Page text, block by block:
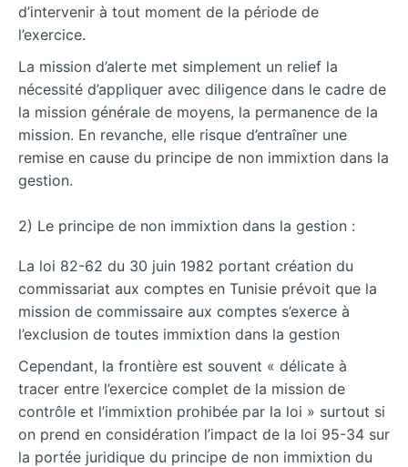
d’intervenir à tout moment de la période de
l’exercice.
La mission d’alerte met simplement un relief la
nécessité d’appliquer avec diligence dans le cadre de
la mission générale de moyens, la permanence de la
mission. En revanche, elle risque d’entraîner une
remise en cause du principe de non immixtion dans la
gestion.
2) Le principe de non immixtion dans la gestion :
La loi 82-62 du 30 juin 1982 portant création du
commissariat aux comptes en Tunisie prévoit que la
mission de commissaire aux comptes s’exerce à
l’exclusion de toutes immixtion dans la gestion
Cependant, la frontière est souvent « délicate à
tracer entre l’exercice complet de la mission de
contrôle et l’immixtion prohibée par la loi » surtout si
on prend en considération l’impact de la loi 95-34 sur
la portée juridique du principe de non immixtion du